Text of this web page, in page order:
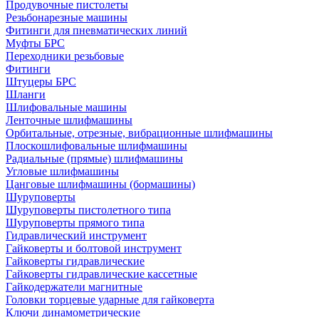
Продувочные пистолеты
Резьбонарезные машины
Фитинги для пневматических линий
Муфты БРС
Переходники резьбовые
Фитинги
Штуцеры БРС
Шланги
Шлифовальные машины
Ленточные шлифмашины
Орбитальные, отрезные, вибрационные шлифмашины
Плоскошлифовальные шлифмашины
Радиальные (прямые) шлифмашины
Угловые шлифмашины
Цанговые шлифмашины (бормашины)
Шуруповерты
Шуруповерты пистолетного типа
Шуруповерты прямого типа
Гидравлический инструмент
Гайковерты и болтовой инструмент
Гайковерты гидравлические
Гайковерты гидравлические кассетные
Гайкодержатели магнитные
Головки торцевые ударные для гайковерта
Ключи динамометрические